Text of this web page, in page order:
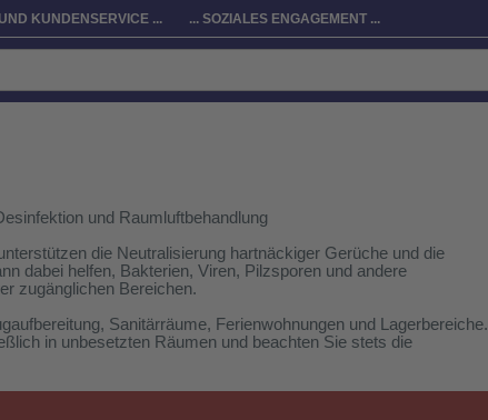
KUNDENSERVICE ... ... SOZIALES ENGAGEMENT ...
und Raumluftbehandlung
die Neutralisierung hartnäckiger Gerüche und die
dabei helfen, Bakterien, Viren, Pilzsporen und andere
zugänglichen Bereichen.
Sanitärräume, Ferienwohnungen und Lagerbereiche.
in unbesetzten Räumen und beachten Sie stets die